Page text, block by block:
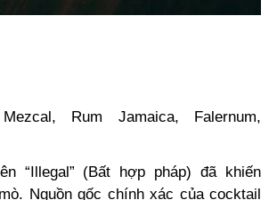
Rum Jamaica, Falernum,
“Illegal” (Bất hợp pháp) đã khiến
Nguồn gốc chính xác của cocktail